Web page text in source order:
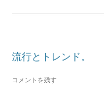
流行とトレンド。
コメントを残す